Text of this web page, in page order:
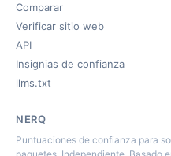
Comparar
Verificar sitio web
API
Insignias de confianza
llms.txt
NERQ
Puntuaciones de confianza para